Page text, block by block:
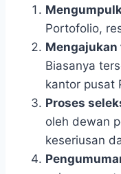
Portofolio,
Biasanya
kantor pusat
Proses
oleh dewan
keseriusan